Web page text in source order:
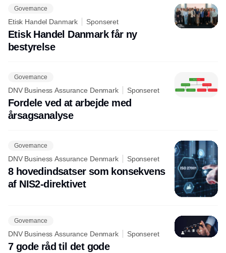
Governance
Etisk Handel Danmark Sponseret
Etisk Handel Danmark får ny
bestyrelse
Governance
DNV Business Assurance Denmark Sponseret
Fordele ved at arbejde med
årsagsanalyse
Governance
DNV Business Assurance Denmark Sponseret
8 hovedindsatser som konsekvens
af NIS2-direktivet
Governance
DNV Business Assurance Denmark Sponseret
7 gode råd til det gode